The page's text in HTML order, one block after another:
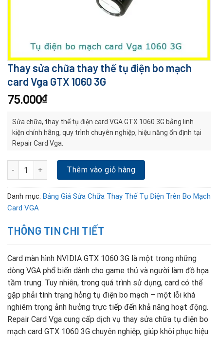
Thay sửa chữa thay thế tụ điện bo mạch
card Vga GTX 1060 3G
75.000₫
Sửa chữa, thay thế tụ điện card VGA GTX 1060 3G bằng linh
kiện chính hãng, quy trình chuyên nghiệp, hiệu năng ổn định tại
Repair Card Vga.
Thay sửa chữa thay thế tụ điện bo mạch card Vga GTX 1060 3G
Thêm vào giỏ hàng
Danh mục: Bảng Giá Sửa Chữa Thay Thế Tụ Điện Trên Bo Mạch
Card VGA
THÔNG TIN CHI TIẾT
Card màn hình NVIDIA GTX 1060 3G là một trong những
dòng VGA phổ biến dành cho game thủ và người làm đồ họa
tầm trung. Tuy nhiên, trong quá trình sử dụng, card có thể
gặp phải tình trạng hỏng tụ điện bo mạch – một lỗi khá
nghiêm trọng ảnh hưởng trực tiếp đến khả năng hoạt động.
Repair Card Vga cung cấp dịch vụ thay sửa chữa tụ điện bo
mạch card GTX 1060 3G chuyên nghiệp, giúp khôi phục hiệu